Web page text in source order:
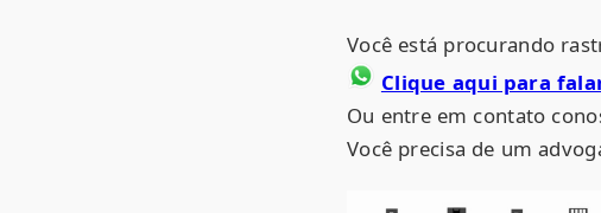
Você está procurando
Clique aqui para
Ou entre em contato
Você precisa de um